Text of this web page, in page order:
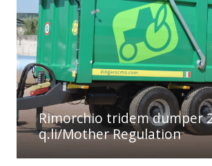
Rimorchio tridem dumper
q.li/Mother Regulation